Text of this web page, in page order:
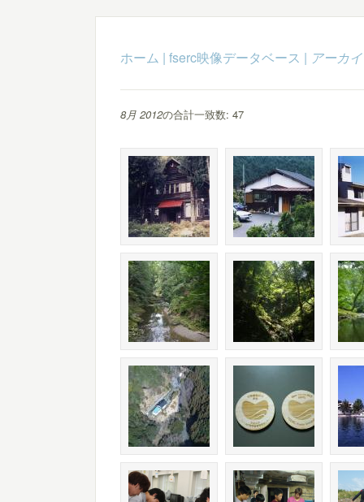
ホーム | fserc映像データベース | アーカ
8月 2012の合計一致数: 47